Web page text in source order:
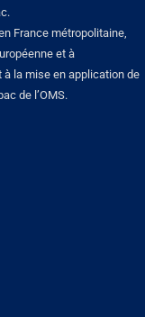
France métropolitaine,
et à
à la mise en application de
de l’OMS.